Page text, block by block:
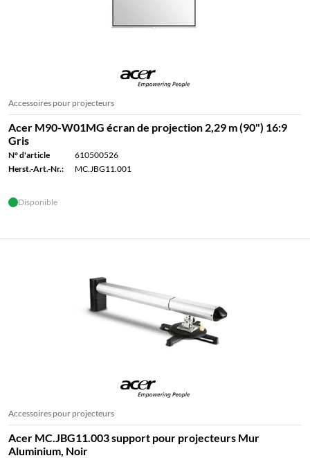
Accessoires pour projecteurs
Acer M90-W01MG écran de projection 2,29 m (90") 16:9
Gris
N° d'article
610500526
Herst.-Art.-Nr.:
MC.JBG11.001
Disponible
Accessoires pour projecteurs
Acer MC.JBG11.003 support pour projecteurs Mur
Aluminium, Noir